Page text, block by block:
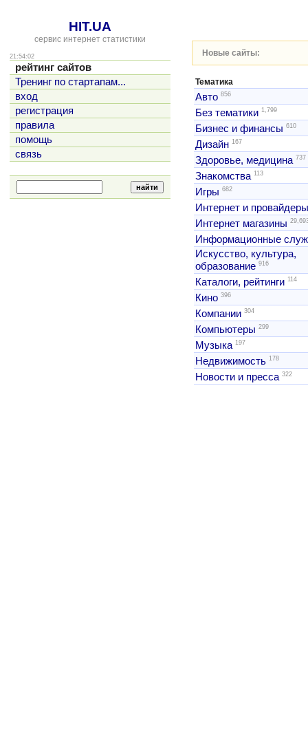
HIT.UA
сервис интернет статистики
21:54:02
рейтинг сайтов
Тренинг по стартапам...
вход
регистрация
правила
помощь
связь
Новые сайты:
Тематика
Авто 856
Без тематики 1,799
Бизнес и финансы 610
Дизайн 167
Здоровье, медицина 737
Знакомства 113
Игры 682
Интернет и провайдеры
Интернет магазины
Информационные
Искусство, культура,
образование 916
Каталоги, рейтинги 114
Кино 396
Компании 304
Компьютеры 299
Музыка 197
Недвижимость 178
Новости и пресса 322